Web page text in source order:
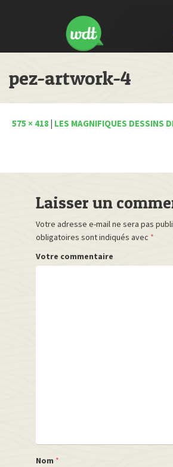
pez-artwork-4
575 × 418 | LES MAGNIFIQUES DESSINS
Laisser un
Votre adresse e-mail ne sera pas
obligatoires sont indiqués avec *
Votre commentaire
Nom *